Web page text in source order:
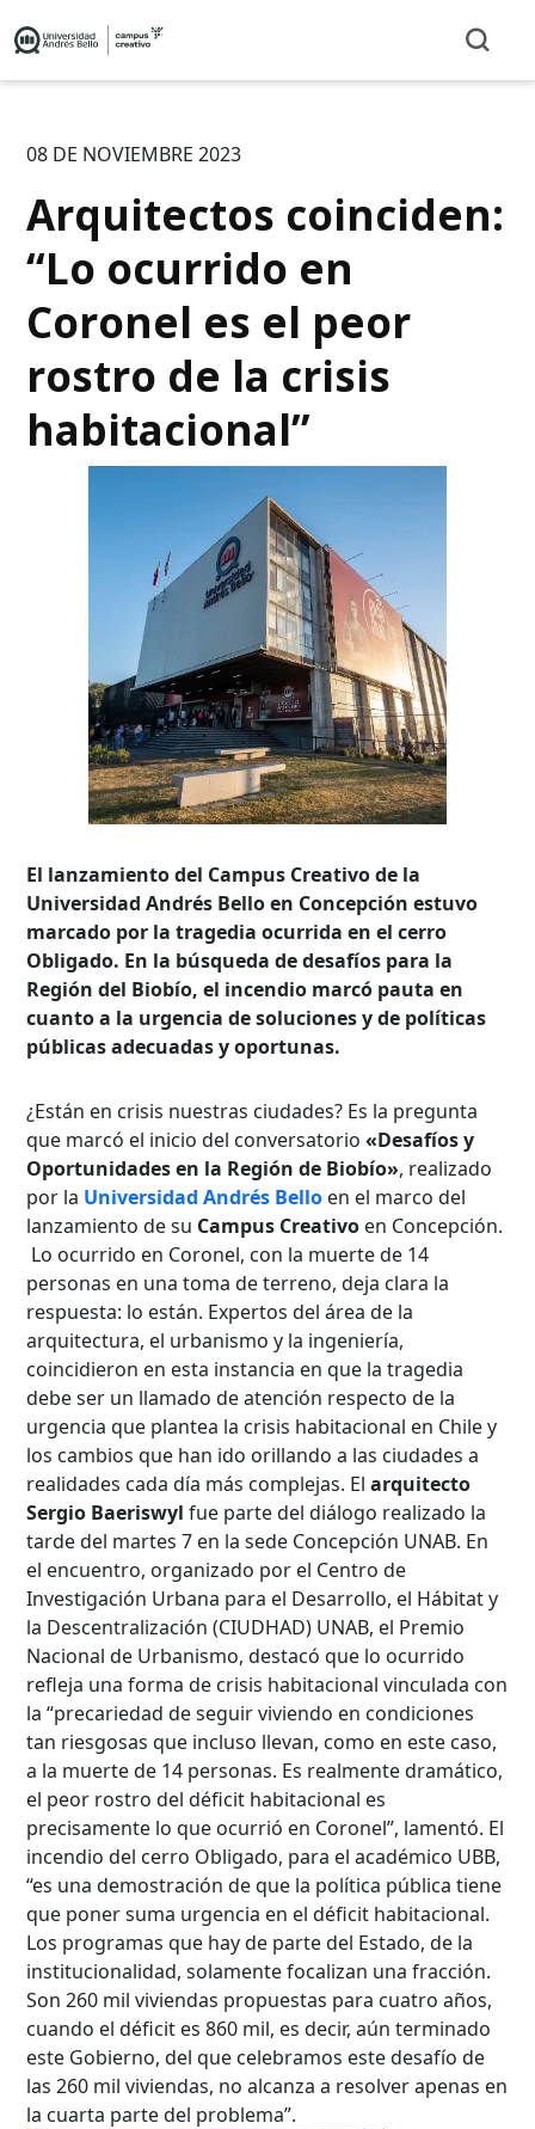
08 DE NOVIEMBRE 2023
Arquitectos coinciden:
“Lo ocurrido en
Coronel es el peor
rostro de la crisis
habitacional”
El lanzamiento del Campus Creativo de la
Universidad Andrés Bello en Concepción estuvo
marcado por la tragedia ocurrida en el cerro
Obligado. En la búsqueda de desafíos para la
Región del Biobío, el incendio marcó pauta en
cuanto a la urgencia de soluciones y de políticas
públicas adecuadas y oportunas.
¿Están en crisis nuestras ciudades? Es la pregunta
que marcó el inicio del conversatorio«Desafíos y
Oportunidades en la Región de Biobío», realizado
por la Universidad Andrés Bello en el marco del
lanzamiento de su Campus Creativo en Concepción.
Lo ocurrido en Coronel, con la muerte de 14
personas en una toma de terreno, deja clara la
respuesta: lo están. Expertos del área de la
arquitectura, el urbanismo y la ingeniería,
coincidieron en esta instancia en que la tragedia
debe ser un llamado de atención respecto de la
urgencia que plantea la crisis habitacional en Chile y
los cambios que han ido orillando a las ciudades a
realidades cada día más complejas. Elarquitecto
Sergio Baeriswyl fue parte del diálogo realizado la
tarde del martes 7 en la sede Concepción UNAB. En
el encuentro, organizado por el Centro de
Investigación Urbana para el Desarrollo, el Hábitat y
la Descentralización (CIUDHAD) UNAB, el Premio
Nacional de Urbanismo, destacó que lo ocurrido
refleja una forma de crisis habitacional vinculada con
la “precariedad de seguir viviendo en condiciones
tan riesgosas que incluso llevan, como en este caso,
a la muerte de 14 personas. Es realmente dramático,
el peor rostro del déficit habitacional es
precisamente lo que ocurrió en Coronel”, lamentó. El
incendio del cerro Obligado, para el académico UBB,
“es una demostración de que la política pública tiene
que poner suma urgencia en el déficit habitacional.
Los programas que hay de parte del Estado, de la
institucionalidad, solamente focalizan una fracción.
Son 260 mil viviendas propuestas para cuatro años,
cuando el déficit es 860 mil, es decir, aún terminado
este Gobierno, del que celebramos este desafío de
las 260 mil viviendas, no alcanza a resolver apenas en
la cuarta parte del problema”.